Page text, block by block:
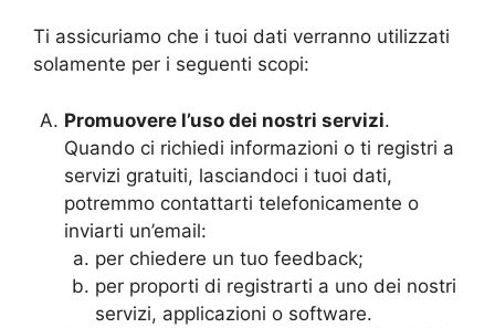
Ti assicuriamo che i tuoi dati verranno utilizzati
solamente per i seguenti scopi:
Promuovere l’uso dei nostri servizi.
Quando ci richiedi informazioni o ti registri a
servizi gratuiti, lasciandoci i tuoi dati,
potremmo contattarti telefonicamente o
inviarti un’email:
per chiedere un tuo feedback;
per proporti di registrarti a uno dei nostri
servizi, applicazioni o software.